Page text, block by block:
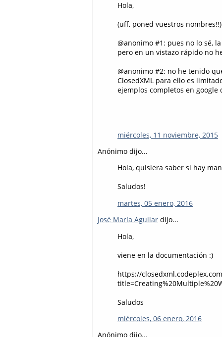
Hola,
(uff, poned vuestros nombres!!)
@anonimo #1: pues no lo sé,
pero en un vistazo rápido no
@anonimo #2: no he tenido
ClosedXML para ello es
ejemplos completos en google
miércoles, 11 noviembre, 2015
Anónimo dijo...
Hola, quisiera saber si hay
Saludos!
martes, 05 enero, 2016
José María Aguilar dijo...
Hola,
viene en la documentación :)
https://
Saludos
miércoles, 06 enero, 2016
Anónimo dijo...